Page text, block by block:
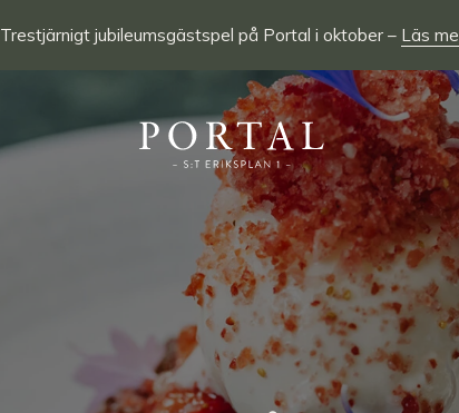
Trestjärnigt jubileumsgästspel på Portal i oktober – Läs